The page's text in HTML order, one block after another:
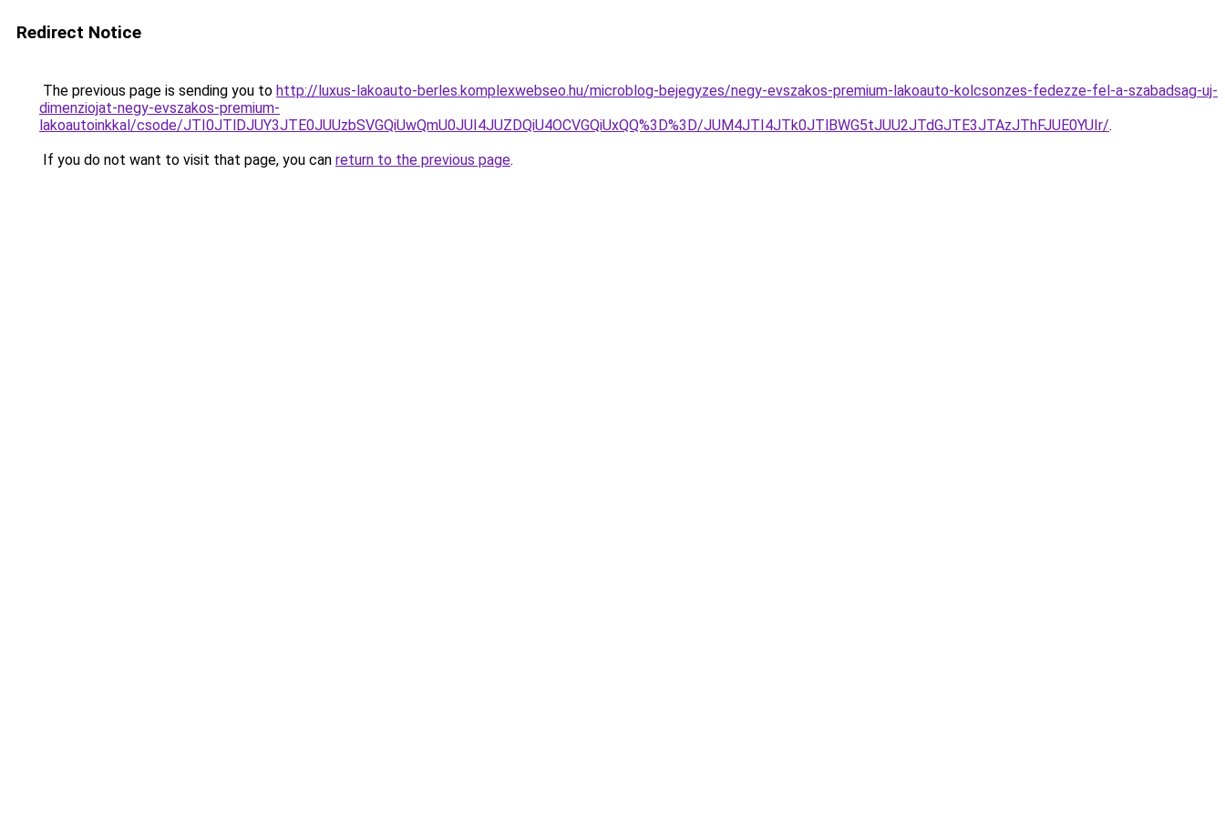
Redirect Notice
The previous page is sending you to http://luxus-lakoauto-berles.komplexwebseo.hu/microblog-bejegyzes/negy-evszakos-premium-lakoauto-kolcsonzes-fedezze-fel-a-szabadsag-uj-
dimenziojat-negy-evszakos-premium-
lakoautoinkkal/csode/JTI0JTlDJUY3JTE0JUUzbSVGQiUwQmU0JUI4JUZDQiU4OCVGQiUxQQ%3D%3D/JUM4JTI4JTk0JTlBWG5tJUU2JTdGJTE3JTAzJThFJUE0YUIr/.
If you do not want to visit that page, you can return to the previous page.